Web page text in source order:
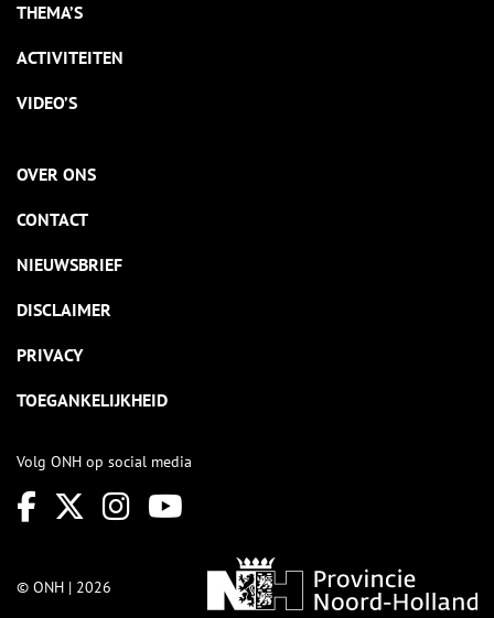
THEMA’S
ACTIVITEITEN
VIDEO’S
OVER ONS
CONTACT
NIEUWSBRIEF
DISCLAIMER
PRIVACY
TOEGANKELIJKHEID
Volg ONH op social media
© ONH | 2026